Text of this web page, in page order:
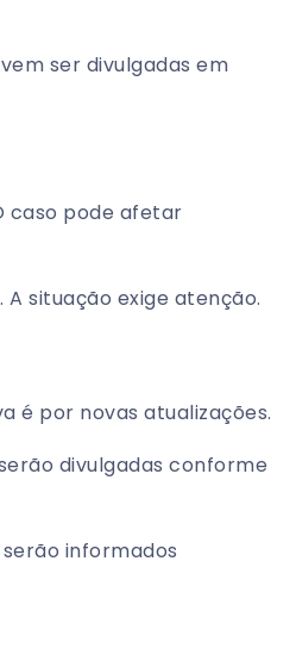
ser divulgadas em
caso pode afetar
situação exige atenção.
é por novas atualizações.
divulgadas conforme
informados